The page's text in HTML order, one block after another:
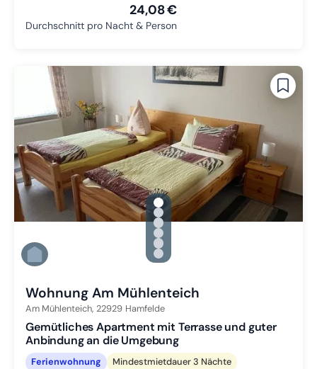
24,08 €
Durchschnitt pro Nacht & Person
gallery.slide_selector
Zu Slide 1 wechseln
Zu Slide 2 wechseln
Zu Slide 3 wechseln
Zu Slide 4 wechseln
Zu Slide 5 wechseln
Zu Slide 6 wechseln
Wohnung Am Mühlenteich
Am Mühlenteich, 22929 Hamfelde
Gemütliches Apartment mit Terrasse und guter
Anbindung an die Umgebung
Ferienwohnung
Mindestmietdauer 3 Nächte